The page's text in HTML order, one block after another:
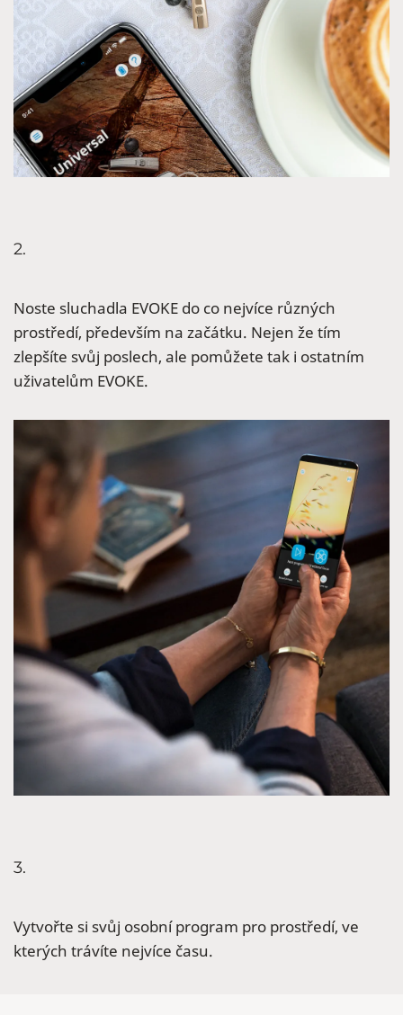
2.
Noste sluchadla EVOKE do co nejvíce různých
prostředí, především na začátku. Nejen že tím
zlepšíte svůj poslech, ale pomůžete tak i ostatním
uživatelům EVOKE.
3.
Vytvořte si svůj osobní program pro prostředí, ve
kterých trávíte nejvíce času.